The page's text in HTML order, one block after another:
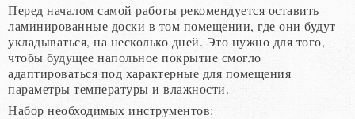
Перед началом самой работы рекомендуется оставить
ламинированные доски в том помещении, где они будут
укладываться, на несколько дней. Это нужно для того,
чтобы будущее напольное покрытие смогло
адаптироваться под характерные для помещения
параметры температуры и влажности.
Набор необходимых инструментов: